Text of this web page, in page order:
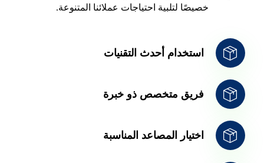
خصيصًا لتلبية احتياجات عملائنا المتنوعة.
استخدام أحدث التقنيات
فريق متخصص ذو خبرة
اختيار المصاعد المناسبة